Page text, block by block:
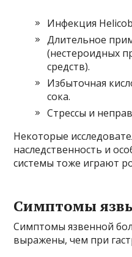
Инфекция
Длительное
(нестероидных
средств).
Избыточная
сока.
Стрессы и
Некоторые
наследственность и
системы тоже играют
Симптомы
Симптомы язвенной
выражены, чем при